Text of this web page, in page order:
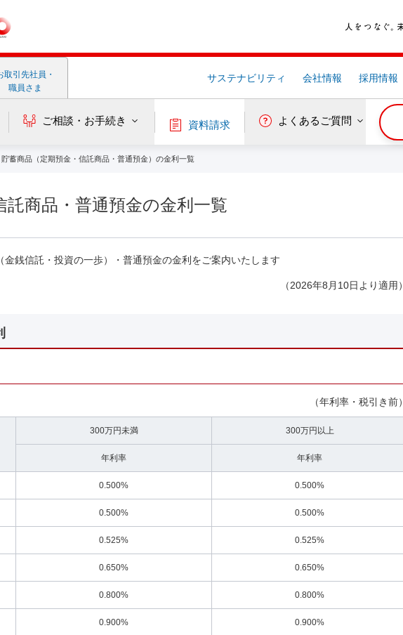
取引先社員・
職員さま
サステナビリティ 会社情報 採用情報
ご相談・お手続き 資料請求 よくあるご質問
貯蓄商品（定期預金・信託商品・普通預金）の金利一覧
託商品・普通預金の金利一覧
金銭信託・投資の一歩）・普通預金の金利をご案内いたします
（2026年8月10日より適用）
（年利率・税引き前）
300万円未満 300万円以上
年利率 年利率
0.500% 0.500%
0.500% 0.500%
0.525% 0.525%
0.650% 0.650%
0.800% 0.800%
0.900% 0.900%